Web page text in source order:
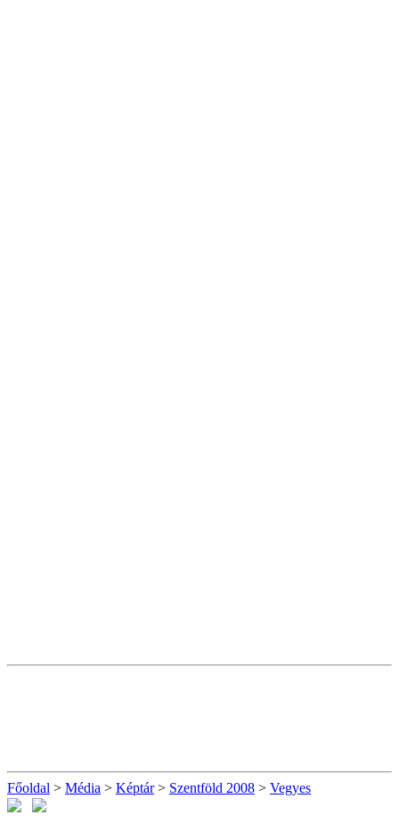
Főoldal > Média > Képtár> Szentföld 2008 > Vegyes